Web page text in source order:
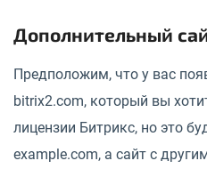
Дополнительный
Предположим, что у вас
bitrix2.com, который вы
лицензии Битрикс, но это
example.com, а сайт с